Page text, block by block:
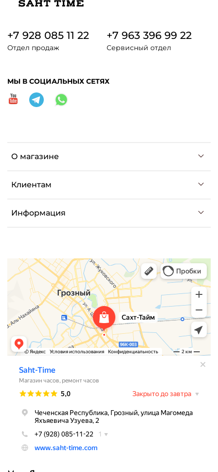
О магазине
Клиентам
Информация
+7 928 085 11 22
Отдел продаж
+7 963 396 99 22
Сервисный отдел
МЫ В СОЦИАЛЬНЫХ СЕТЯХ